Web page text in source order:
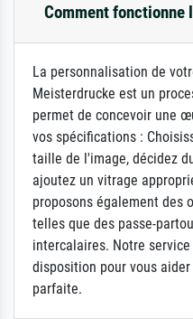
Comment fonctionne
La personnalisation de
Meisterdrucke est un
permet de concevoir une
vos spécifications :
taille de l'image, décidez
ajoutez un vitrage
proposons également des
telles que des passe-
intercalaires. Notre
disposition pour vous
parfaite.